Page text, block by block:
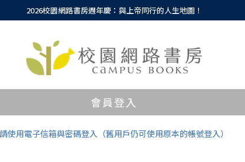
2026校園網路書房週年慶：與上帝同行的人生地圖！
會員登入
請使用電子信箱與密碼登入（舊用戶仍可使用原本的帳號登入）